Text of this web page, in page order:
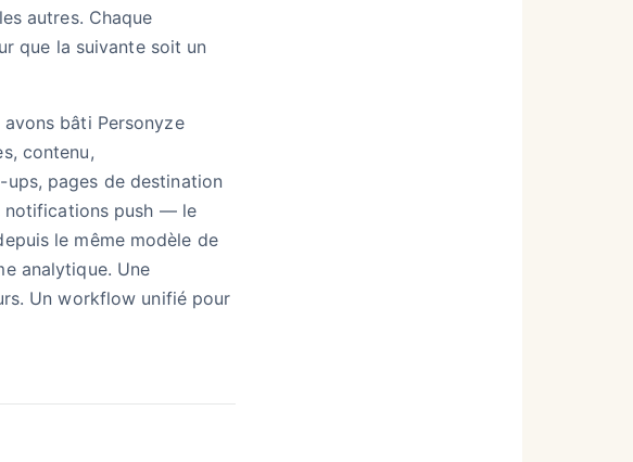
autres. Chaque
que la suivante soit un
bâti Personyze
contenu,
pages de destination
notifications push — le
le même modèle de
analytique. Une
Un workflow unifié pour